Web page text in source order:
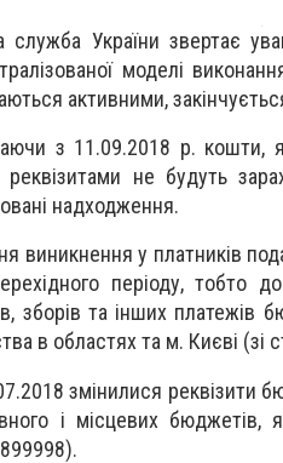
служба України звертає
моделі
активними,
з 11.09.2018 р. кошти,
реквізитами не будуть
надходження.
виникнення у платників
періоду, тобто
зборів та інших платежів
в областях та м. Києві (зі
змінилися реквізити
і місцевих бюджетів,